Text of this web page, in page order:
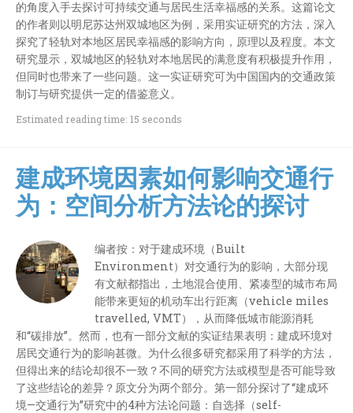
的角度入手去探讨可持续交通与居民生活幸福感的关系。这篇论文
的作者则以明尼苏达州双城地区为例，采用实证研究的方法，深入
探究了轻轨对本地区居民幸福感的影响方向，原理以及程度。本文
研究显示，双城地区的轻轨对本地居民的满意度有积极提升作用，
但同时也带来了一些问题。这一实证研究可为中国国内的交通政策
制订与研究提供一定的借鉴意义。
Estimated reading time: 15 seconds
建成环境因素如何影响交通行
为：空间分析方法论的探讨
编者按：对于建成环境（Built
Environment）对交通行为的影响，大部分现
有文献都指出，土地混合使用、紧凑型的城市布局
能带来更短的机动车出行距离（vehicle miles
travelled, VMT），从而降低城市能源消耗
和“碳排放”。然而，也有一部分文献的实证结果表明：建成环境对
居民交通行为的影响甚微。为什么很多研究都采用了科学的方法，
但得出来的结论却很不一致？不同的研究方法或模型是否可能导致
了这些结论的差异？原文分为两个部分。第一部分探讨了“建成环
境—交通行为”研究中的4种方法论问题：自选择（self-